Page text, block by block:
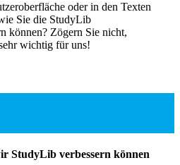
oder in den Texten
Sie die StudyLib
können? Zögern Sie nicht,
wichtig für uns!
StudyLib verbessern können